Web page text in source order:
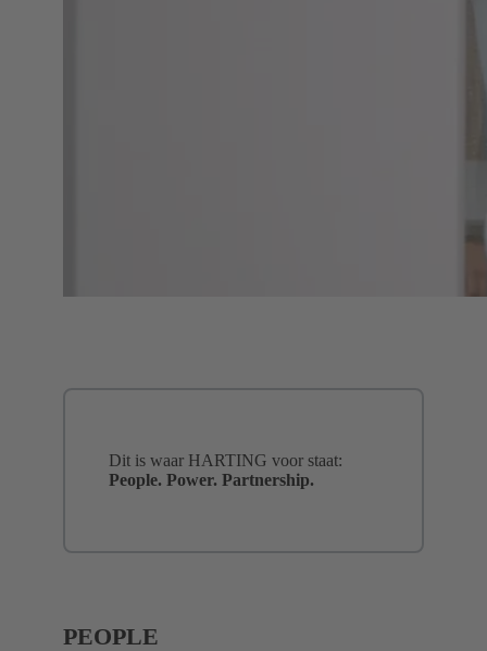
Dit is waar HARTING voor staat:
People. Power. Partnership.
PEOPLE